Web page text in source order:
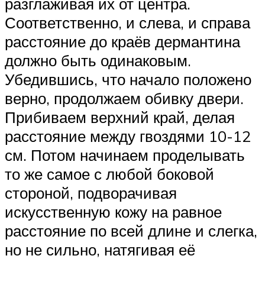
Соответственно, и слева, и справа
расстояние до краёв дермантина
должно быть одинаковым.
Убедившись, что начало положено
верно, продолжаем обивку двери.
Прибиваем верхний край, делая
расстояние между гвоздями 10-12
см. Потом начинаем проделывать
то же самое с любой боковой
стороной, подворачивая
искусственную кожу на равное
расстояние по всей длине и слегка,
но не сильно, натягивая её